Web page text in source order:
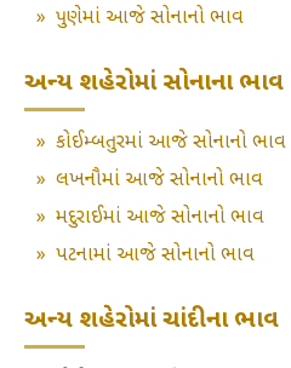
» પુણેમાં આજે સોનાનો ભાવ
અન્ય શહેરોમાં સોનાના ભાવ
» કોઈમ્બતુરમાં આજે સોનાનો ભાવ
» લખનૌમાં આજે સોનાનો ભાવ
» મદુરાઈમાં આજે સોનાનો ભાવ
» પટનામાં આજે સોનાનો ભાવ
અન્ય શહેરોમાં ચાંદીના ભાવ